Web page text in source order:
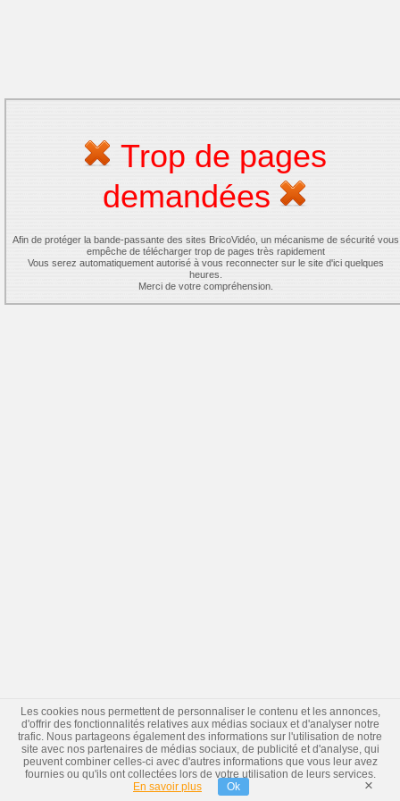
Trop de pages
demandées
Afin de protéger la bande-passante des sites BricoVidéo, un mécanisme de sécurité vous
empêche de télécharger trop de pages très rapidement
Vous serez automatiquement autorisé à vous reconnecter sur le site d'ici quelques
heures.
Merci de votre compréhension.
Les cookies nous permettent de personnaliser le contenu et les annonces,
d'offrir des fonctionnalités relatives aux médias sociaux et d'analyser notre
trafic. Nous partageons également des informations sur l'utilisation de notre
site avec nos partenaires de médias sociaux, de publicité et d'analyse, qui
peuvent combiner celles-ci avec d'autres informations que vous leur avez
fournies ou qu'ils ont collectées lors de votre utilisation de leurs services.
En savoir plus
Ok ×